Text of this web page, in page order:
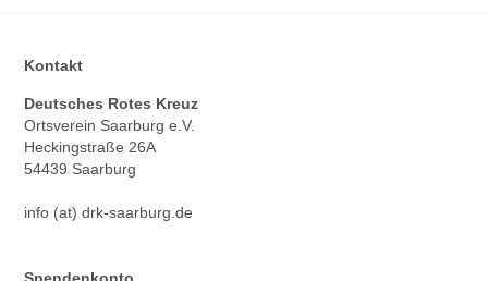
Kontakt
Deutsches Rotes Kreuz
Ortsverein Saarburg e.V.
Heckingstraße 26A
54439 Saarburg
info (at) drk-saarburg.de